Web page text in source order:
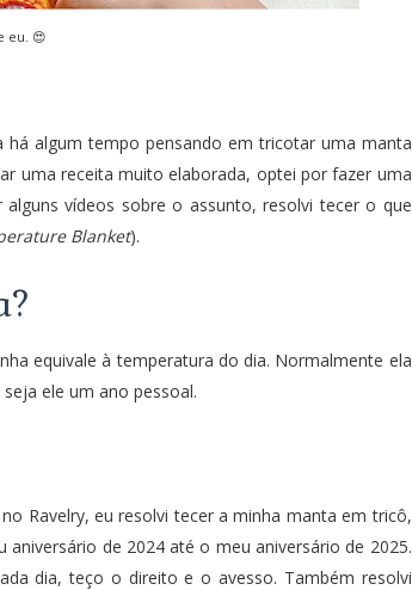
eu. 😍
algum tempo pensando em tricotar uma manta
uma receita muito elaborada, optei por fazer uma
vídeos sobre o assunto, resolvi tecer o que
Blanket).
equivale à temperatura do dia. Normalmente ela
ele um ano pessoal.
Ravelry, eu resolvi tecer a minha manta em tricô,
de 2024 até o meu aniversário de 2025.
dia, teço o direito e o avesso. Também resolvi